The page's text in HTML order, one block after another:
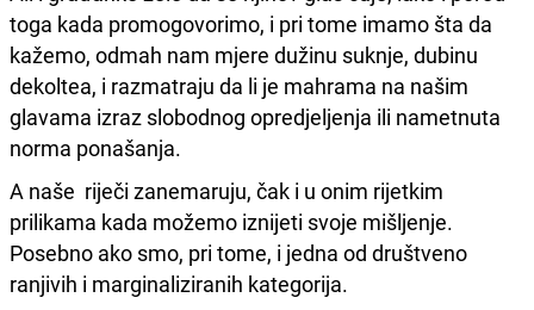
toga kada promogovorimo, i pri tome imamo šta da
kažemo, odmah nam mjere dužinu suknje, dubinu
dekoltea, i razmatraju da li je mahrama na našim
glavama izraz slobodnog opredjeljenja ili nametnuta
norma ponašanja.
A naše riječi zanemaruju, čak i u onim rijetkim
prilikama kada možemo iznijeti svoje mišljenje.
Posebno ako smo, pri tome, i jedna od društveno
ranjivih i marginaliziranih kategorija.